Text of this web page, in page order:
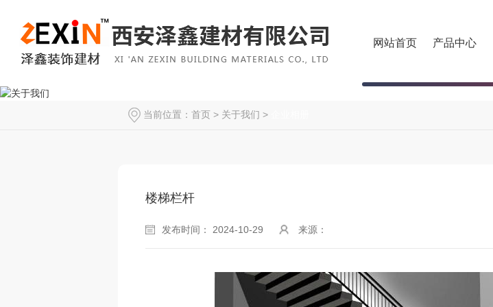
网站首页 产品中心
当前位置： 首页 > 关于我们 >
楼梯栏杆
发布时间： 2024-10-29 来源：